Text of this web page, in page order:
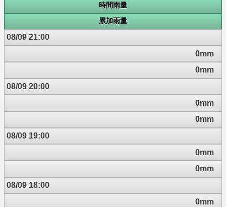
時間雨量
累加雨量
08/09 21:00
0mm
0mm
08/09 20:00
0mm
0mm
08/09 19:00
0mm
0mm
08/09 18:00
0mm